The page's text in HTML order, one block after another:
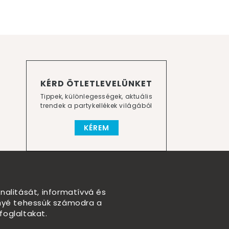
KÉRD ÖTLETLEVELÜNKET
Tippek, különlegességek, aktuális
trendek a partykellékek világából
KÉREM
informatívvá és
tehessük számodra a
foglaltakat.